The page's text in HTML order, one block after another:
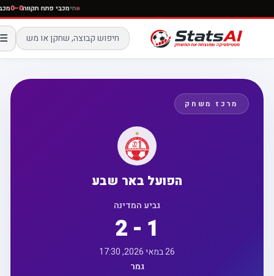
חימכבי פתח תקווה0–0
☰
מרכז משחק
הפועל באר שבע
גביע המדינה
2 - 1
26 במאי 2026, 17:30
גמר